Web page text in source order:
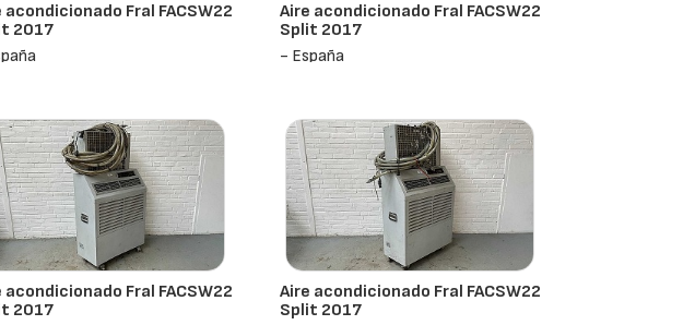
acondicionado Fral FACSW22
2017
Aire acondicionado Fral FACSW22
Split 2017
- España
acondicionado Fral FACSW22
2017
Aire acondicionado Fral FACSW22
Split 2017